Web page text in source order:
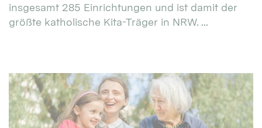
insgesamt 285 Einrichtungen und ist damit der
größte katholische Kita-Träger in NRW. ...